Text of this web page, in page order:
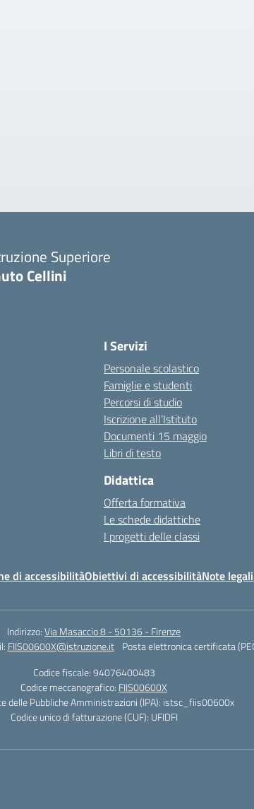
Superiore
Cellini
I Servizi
Personale scolastico
Famiglie e studenti
Percorsi di studio
Iscrizione all’Istituto
Documenti 15 maggio
Libri di testo
Didattica
Offerta formativa
Le schede didattiche
I progetti delle classi
di accessibilitàObiettivi di accessibilitàNote legali
Indirizzo:Via Masaccio 8 - 50136 - Firenze
FIIS00600X@istruzione.it Posta elettronica certificata
Codice fiscale: 94076400483
Codice meccanografico: FIIS00600X
delle Pubbliche Amministrazioni (IPA): istsc_fiis00600x
Codice unico di fatturazione (CUF): UFIDFI